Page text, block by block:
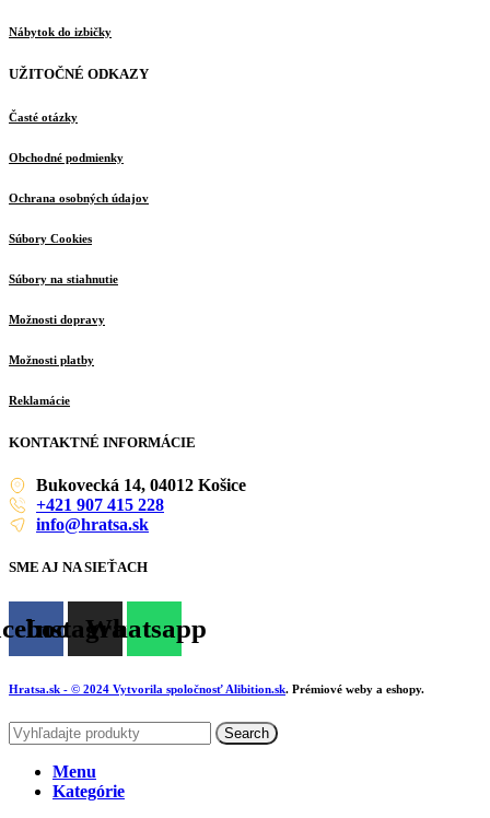
Nábytok do izbičky
UŽITOČNÉ ODKAZY
Časté otázky
Obchodné podmienky
Ochrana osobných údajov
Súbory Cookies
Súbory na stiahnutie
Možnosti dopravy
Možnosti platby
Reklamácie
KONTAKTNÉ INFORMÁCIE
Bukovecká 14, 04012 Košice
+421 907 415 228
info@hratsa.sk
SME AJ NA SIEŤACH
Instagram
Whatsapp
Hratsa.sk - © 2024 Vytvorila spoločnosť Alibition.sk. Prémiové weby a eshopy.
Search
Menu
Kategórie